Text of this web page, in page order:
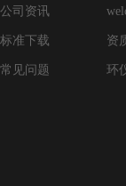
公司资讯
标准下载
常见问题
资
环